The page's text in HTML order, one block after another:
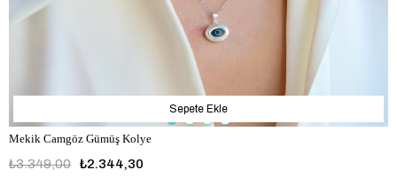
Mekik Camgöz Gümüş Kolye
₺2.344,30
₺3.349,00
Sepete Ekle